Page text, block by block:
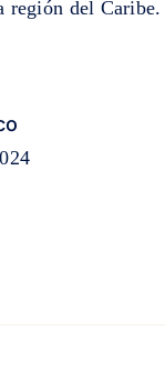
región del Caribe.